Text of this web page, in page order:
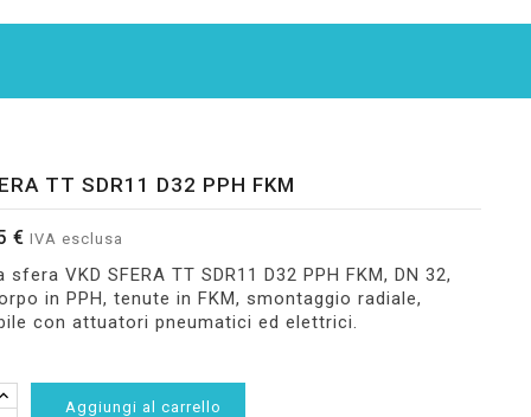
TT SDR11 D32 PPH FKM
€ IVA esclusa
sfera VKD SFERA TT SDR11 D32 PPH FKM, DN 32,
in PPH, tenute in FKM, smontaggio radiale,
con attuatori pneumatici ed elettrici.
Aggiungi al carrello